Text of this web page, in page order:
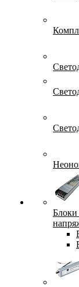
Блоки